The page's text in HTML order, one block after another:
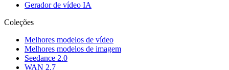
Gerador de vídeo IA
Coleções
Melhores modelos de vídeo
Melhores modelos de imagem
Seedance 2.0
WAN 2.7